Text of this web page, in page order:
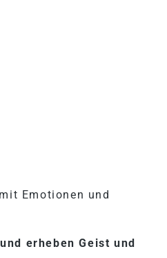
Emotionen und
erheben Geist und